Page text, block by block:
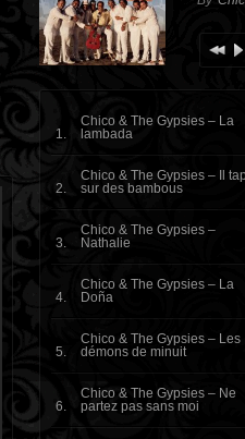
Chico & The Gypsies – La
lambada
Chico & The Gypsies – Il
sur des bambous
Chico & The Gypsies –
Nathalie
Chico & The Gypsies – La
Doña
Chico & The Gypsies – Les
démons de minuit
Chico & The Gypsies – Ne
partez pas sans moi